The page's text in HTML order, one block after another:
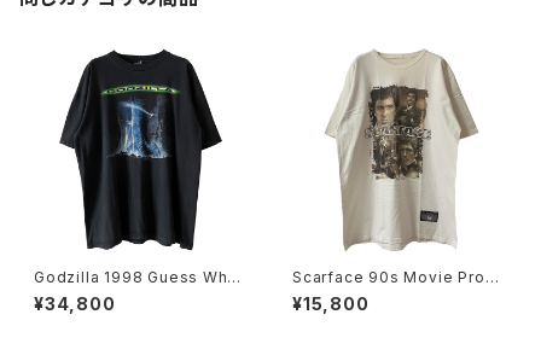
Godzilla 1998 Guess Wh
o's Coming To Town Movi
e Promo Tee
¥34,800
Scarface 90s Movie Prom
o Tee
¥15,800